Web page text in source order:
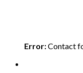
Error:Contact